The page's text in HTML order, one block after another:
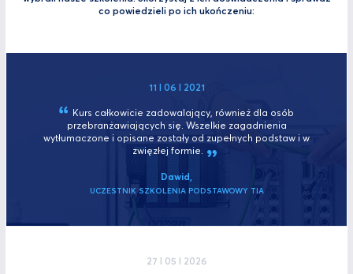
co powiedzieli po ich ukończeniu:
11 I 06 I 2021
Kurs całkowicie zadowalający, również dla osób
przebranżawiających się. Wszelkie zagadnienia
wytłumaczone i opisane zostały od zupełnych podstaw i w
zwięzłejformie.
Dawid,
UCZESTNIK SZKOLENIA PODSTAWOWY TIA
27 I 05 I 2026